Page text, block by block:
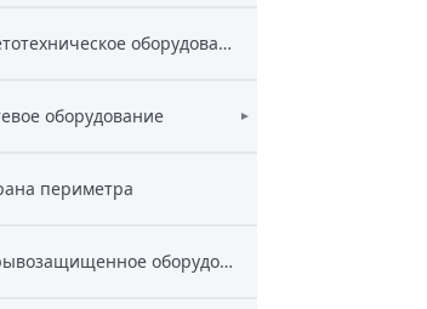
Светотехническое оборудование
оборудование ►
периметра
Взрывозащищенное оборудование